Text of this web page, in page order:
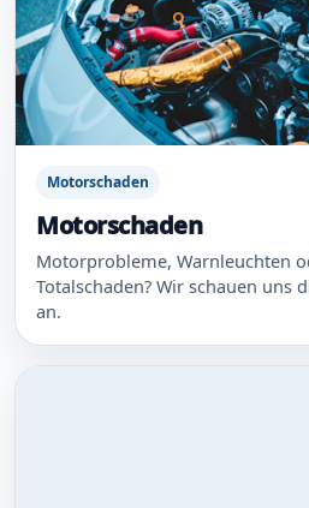
Motorschaden
Motorschaden
Motorprobleme, Warnleuchten
Totalschaden? Wir schauen uns
an.